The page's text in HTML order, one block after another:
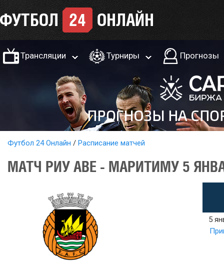
Трансляции Турниры Прогнозы
Футбол 24 Онлайн Расписание матчей
МАТЧ РИУ АВЕ - МАРИТИМУ 5
5